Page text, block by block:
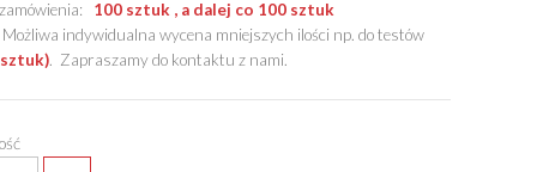
100 sztuk , a dalej co 100 sztuk
indywidualna wycena mniejszych ilości np. do testów
. Zapraszamy do kontaktu z nami.